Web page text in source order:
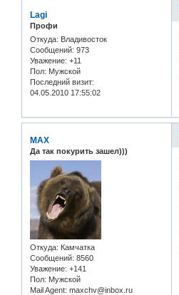
Lagi
Профи
Откуда: Владивосток
Сообщений: 973
Уважение: +11
Пол: Мужской
Последний визит:
04.05.2010 17:55:02
MAX
Да так покурить зашел)))
Откуда: Камчатка
Сообщений: 8560
Уважение: +141
Пол: Мужской
Mail Agent: maxchv@inbox.ru